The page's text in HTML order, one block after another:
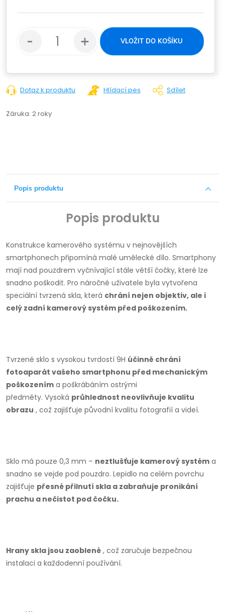
cena:
VLOŽIT DO KOŠÍKU
Dotaz k produktu Hlídací pes Sdílet
Záruka: 2 roky
Popis produktu
Popis produktu
Konstrukce kamerového systému v nejnovějších
smartphonech připomíná malé umělecké dílo. Smartphony
mají nad pouzdrem vyčnívající stále větší čočky, které lze
snadno poškodit. Pro náročné uživatele byla vytvořena
speciální tvrzená skla, která chrání nejen objektiv, ale i
celý zadní kamerový systém před poškozením.
Tvrzené sklo s vysokou tvrdostí 9H účinně chrání
fotoaparát vašeho smartphonu před mechanickým
poškozením a poškrábáním ostrými
předměty. Vysoká průhlednost neovlivňuje kvalitu
obrazu , což zajišťuje původní kvalitu fotografií a videí.
Sklo má pouze 0,3 mm – neztlušťuje kamerový systém a
snadno se vejde pod pouzdro. Lepidlo na celém povrchu
zajišťuje přesné přilnutí skla a zabraňuje pronikání
prachu a nečistot pod čočku.
Hrany skla jsou zaoblené , což zaručuje bezpečnou
instalaci a každodenní používání.